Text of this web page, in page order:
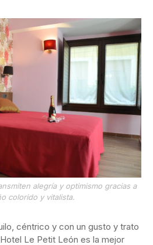
alegría y optimismo gracias a
colorido y vitalista.
céntrico y con un gusto y trato
Le Petit León es la mejor